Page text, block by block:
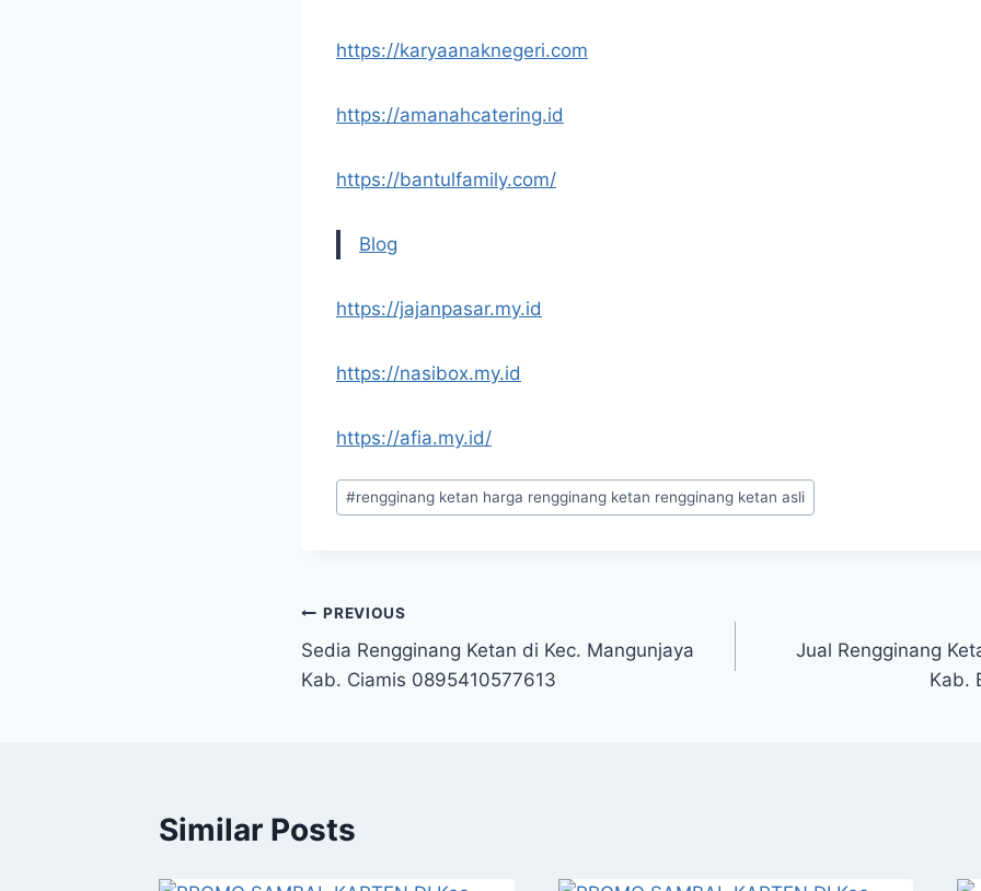
https://karyaanaknegeri.com
https://amanahcatering.id
https://bantulfamily.com/
Blog
https://jajanpasar.my.id
https://nasibox.my.id
https://afia.my.id/
#rengginang ketan harga rengginang ketan rengginang ketan asli
PREVIOUS
Sedia Rengginang Ketan di Kec. Mangunjaya
Kab. Ciamis 0895410577613
Jual Rengginang
Kab.
Similar Posts